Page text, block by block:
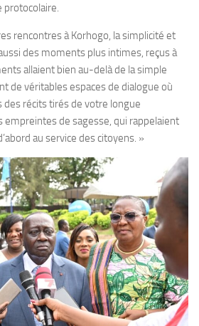
protocolaire.
rencontres à Korhogo, la simplicité et
des moments plus intimes, reçus à
allaient bien au-delà de la simple
de véritables espaces de dialogue où
des récits tirés de votre longue
empreintes de sagesse, qui rappelaient
au service des citoyens. »